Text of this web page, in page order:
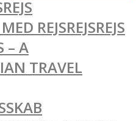
REJSREJSREJS
– A
TRAVEL